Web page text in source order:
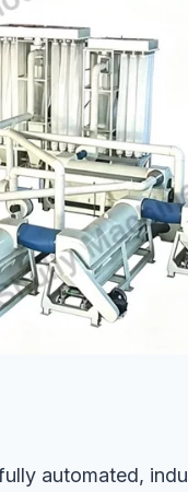
automated,